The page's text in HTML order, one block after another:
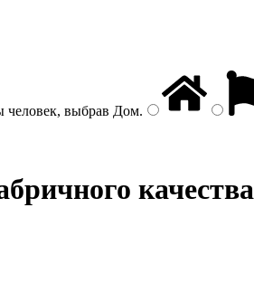
человек, выбрав Дом.
качества